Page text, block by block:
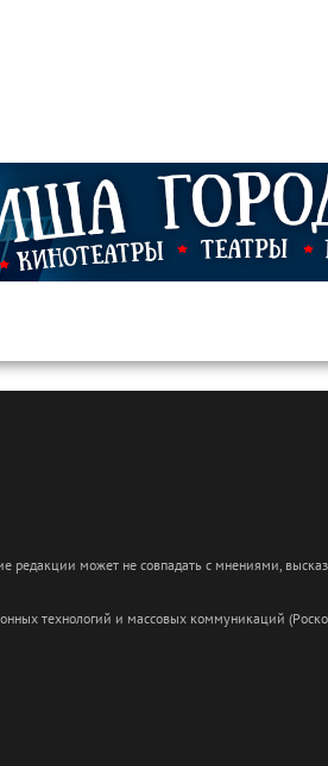
редакции может не совпадать с мнениями,
технологий и массовых коммуникаций